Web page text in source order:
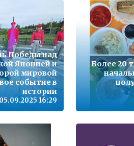
Победы над
Японией и
мировой
событие в
истории
05.09.2025 16:29
Более 20